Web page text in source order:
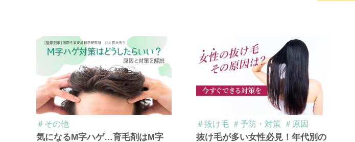
＃その他
気になるM字ハゲ…育毛剤はM字
＃抜け毛 ＃予防・対策 ＃原因
抜け毛が多い女性必見！年代別の